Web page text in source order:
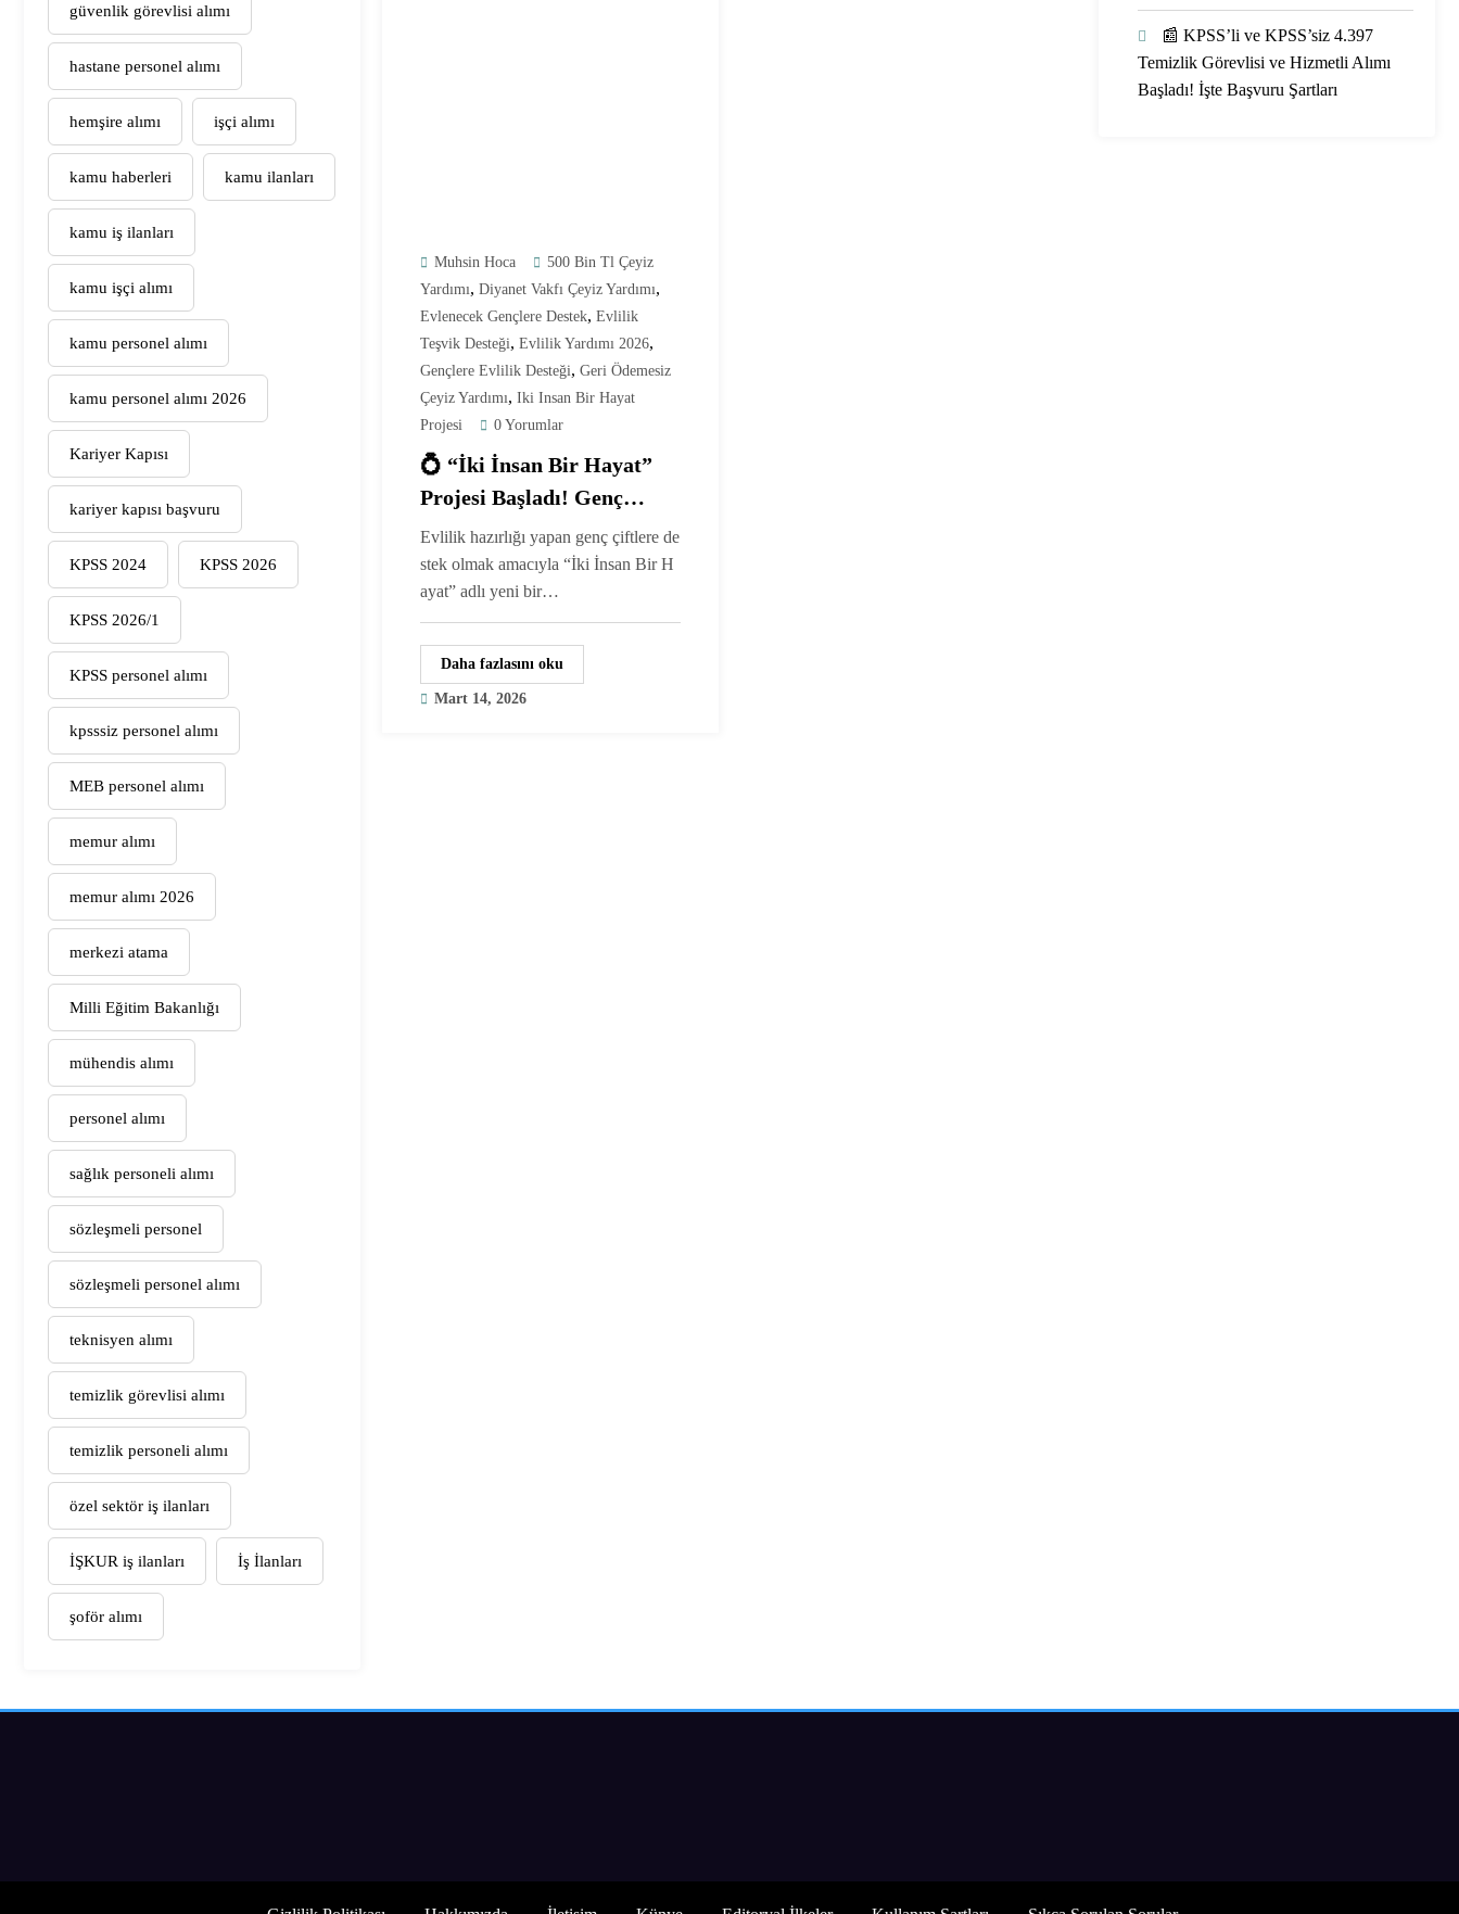
güvenlik görevlisi alımı
hastane personel alımı
hemşire alımı işçi alımı
kamu haberleri kamu ilanları
kamu iş ilanları
kamu işçi alımı
kamu personel alımı
kamu personel alımı 2026
Kariyer Kapısı
kariyer kapısı başvuru
KPSS 2024 KPSS 2026
KPSS 2026/1
KPSS personel alımı
kpsssiz personel alımı
MEB personel alımı
memur alımı
memur alımı 2026
merkezi atama
Milli Eğitim Bakanlığı
mühendis alımı
personel alımı
sağlık personeli alımı
sözleşmeli personel
sözleşmeli personel alımı
teknisyen alımı
temizlik görevlisi alımı
temizlik personeli alımı
özel sektör iş ilanları
İŞKUR iş ilanları İş İlanları
şoför alımı
Muhsin Hoca
500 Bin Tl Çeyiz
Yardımı, Diyanet Vakfı Çeyiz Yardımı,
Evlenecek Gençlere Destek, Evlilik
Teşvik Desteği, Evlilik Yardımı 2026,
Gençlere Evlilik Desteği, Geri Ödemesiz
Çeyiz Yardımı, Iki Insan Bir Hayat
Projesi
0 Yorumlar
💍 “İki İnsan Bir Hayat”
Projesi Başladı! Genç
Çiftlere 500 Bin TL Geri
Ödemesiz Çeyiz Desteği
Evlilik hazırlığı yapan genç çiftlere de
stek olmak amacıyla “İki İnsan Bir H
ayat” adlı yeni bir…
Daha fazlasını oku
Mart 14, 2026
📰 KPSS’li ve KPSS’siz 4.397
Temizlik Görevlisi ve Hizmetli Alımı
Başladı! İşte Başvuru Şartları